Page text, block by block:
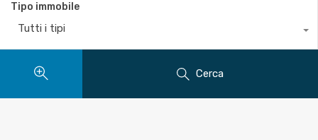
Tipo immobile
Tutti i tipi
Cerca